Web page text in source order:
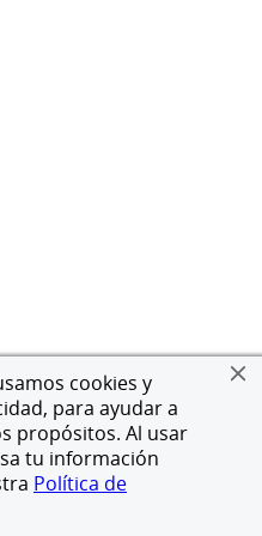
cookies y
para ayudar a
propósitos. Al usar
tu información
Política de